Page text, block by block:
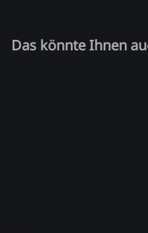
Das könnte Ihnen